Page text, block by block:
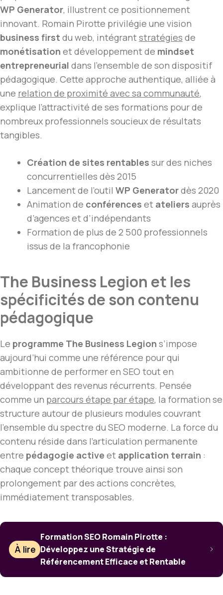
WP Generator, illustrent ce positionnement
innovant. Romain Pirotte privilégie une vision
business first du web, intégrantstratégies de
monétisation et développement de mindset
entrepreneurial dans l’ensemble de son dispositif
pédagogique. Cette approche authentique, alliée à
une relation de proximité avec sa communauté,
explique l’attractivité de ses formations pour de
nombreux professionnels soucieux de résultats
tangibles.
Création de sites rentables sur des niches
concurrentielles dès 2015
Lancement de l’outil WP Generatordès 2020
Animation de conférences et ateliers auprès
d’agences et d’indépendants
Formation de plus de 2 500 professionnels
issus de la francophonie
The Business Legion et les
spécificités de son contenu
pédagogique
Le programme The Business Legion s’impose
aujourd’hui comme une référence pour qui
ambitionne de performer en SEO tout en
développant des revenus récurrents. Pensée
comme un parcours étape par étape, la formation se
structure autour de plusieurs modules couvrant
l’ensemble du spectre du SEO moderne. La force du
contenu réside dans l’articulation permanente
entre pédagogie active et application terrain :
chaque concept théorique trouve ainsi son
prolongement par des actions concrètes,
immédiatement transposables.
À lire
Formation SEO Romain Pirotte :
Développez une Stratégie de
Référencement Efficace et Rentable